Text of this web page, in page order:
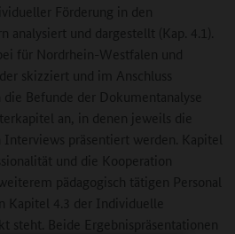
Förderung in den
analysiert und dargestellt (Kap. 4.1).
für Nordrhein-Westfalen und
skizziert und im Anschluss
Befunde der Dokumentanalyse
an, in denen jeweils die
präsentiert werden. Kapitel
und die Kooperation
pädagogisch tätigen Personal
Kapitel 4.3 der Individuelle
steht. Beide Ergebnispräsentationen